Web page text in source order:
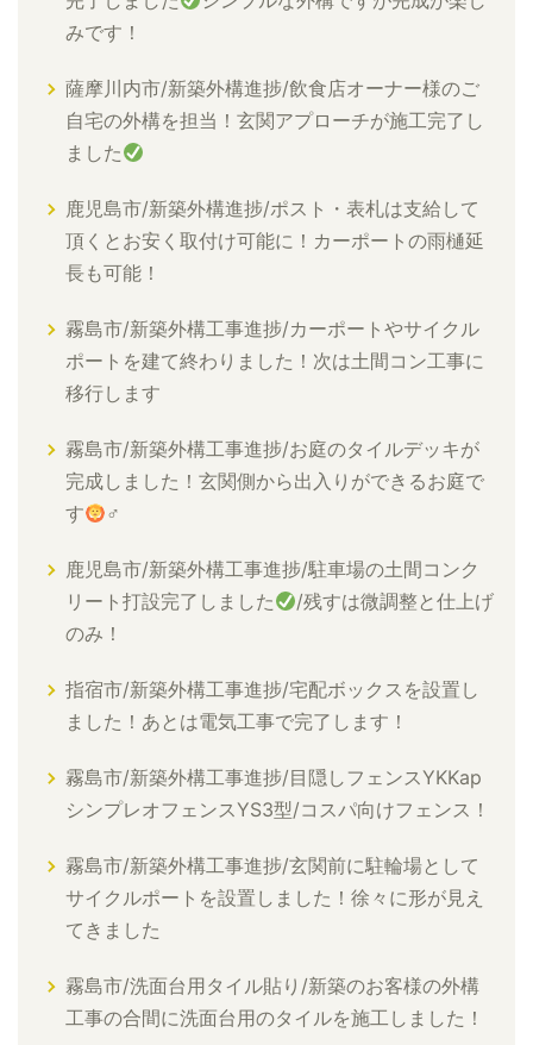
みです！
薩摩川内市/新築外構進捗/飲食店オーナー様のご
自宅の外構を担当！玄関アプローチが施工完了し
ました
鹿児島市/新築外構進捗/ポスト・表札は支給して
頂くとお安く取付け可能に！カーポートの雨樋延
長も可能！
霧島市/新築外構工事進捗/カーポートやサイクル
ポートを建て終わりました！次は土間コン工事に
移行します
霧島市/新築外構工事進捗/お庭のタイルデッキが
完成しました！玄関側から出入りができるお庭で
す
‍♂
鹿児島市/新築外構工事進捗/駐車場の土間コンク
リート打設完了しました
/残すは微調整と仕上げ
のみ！
指宿市/新築外構工事進捗/宅配ボックスを設置し
ました！あとは電気工事で完了します！
霧島市/新築外構工事進捗/目隠しフェンスYKKap
シンプレオフェンスYS3型/コスパ向けフェンス！
霧島市/新築外構工事進捗/玄関前に駐輪場として
サイクルポートを設置しました！徐々に形が見え
てきました
霧島市/洗面台用タイル貼り/新築のお客様の外構
工事の合間に洗面台用のタイルを施工しました！